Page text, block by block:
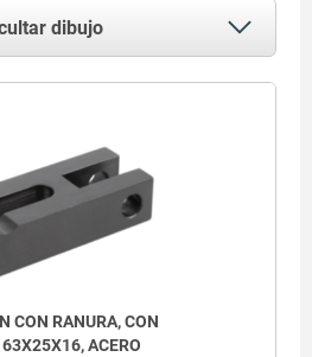
dibujo
CON RANURA, CON
ACERO